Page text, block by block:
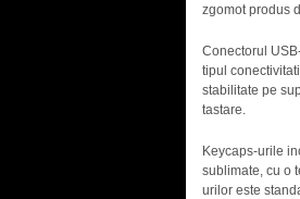
zgomot produs
Conectorul
tipul
stabilitate pe
tastare.
Keycaps-urile
sublimate, cu o
urilor este